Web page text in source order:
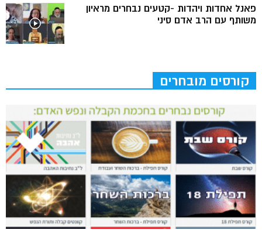
פאנל אחדות ויהדות -קטעים נבחרים מראיון
משותף עם הרב אדם סיני
קורסים מובחרים